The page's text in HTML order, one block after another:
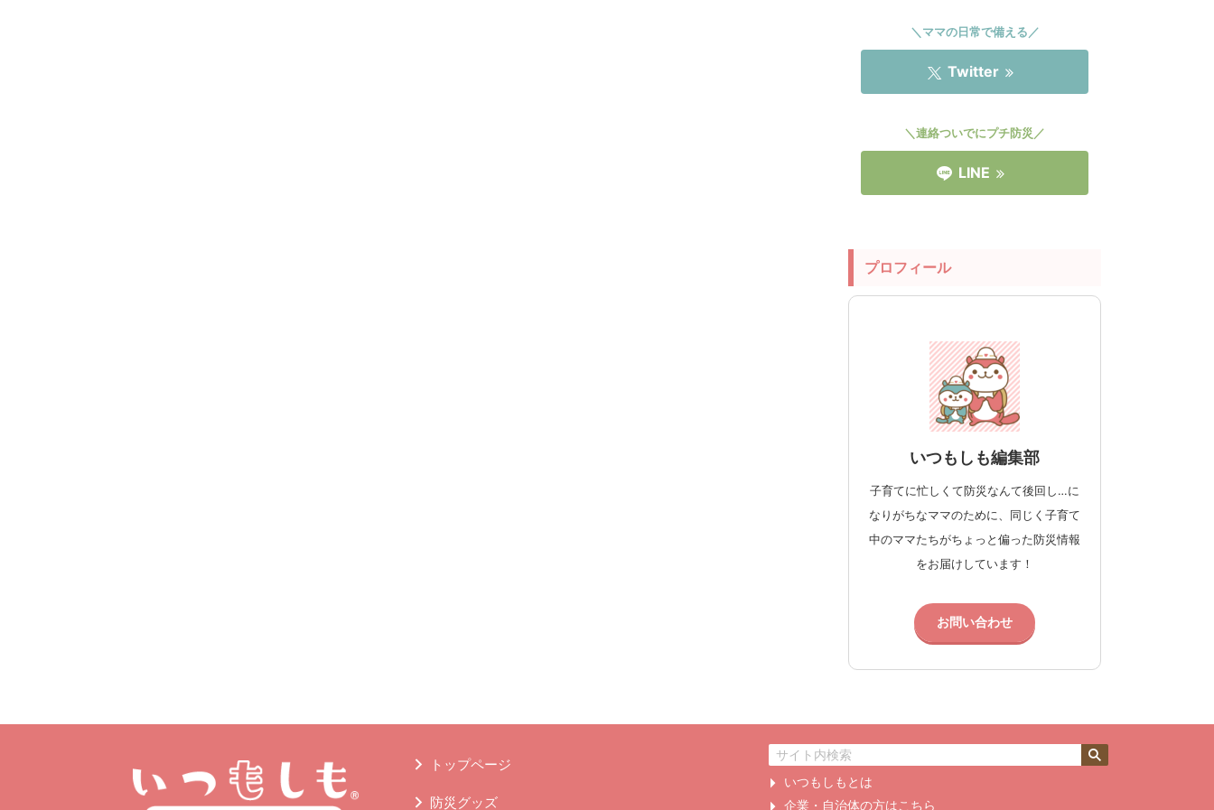
＼ママの日常で備える／
Twitter
＼連絡ついでにプチ防災／
LINE
プロフィール
いつもしも編集部
子育てに忙しくて防災なんて後回し…に
なりがちなママのために、同じく子育て
中のママたちがちょっと偏った防災情報
をお届けしています！
お問い合わせ
トップページ
防災グッズ
いつもしもとは
企業・自治体の方はこちら